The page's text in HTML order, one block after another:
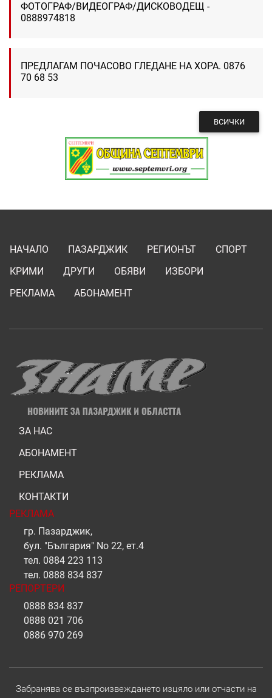
ФОТОГРАФ/ВИДЕОГРАФ/ДИСКОВОДЕЩ -
0888974818
ПРЕДЛАГАМ ПОЧАСОВО ГЛЕДАНЕ НА ХОРА. 0876
70 68 53
ВСИЧКИ
НАЧАЛО ПАЗАРДЖИК РЕГИОНЪТ
СПОРТ
КРИМИ
ДРУГИ ОБЯВИ
ИЗБОРИ
РЕКЛАМА
АБОНАМЕНТ
ЗА НАС
АБОНАМЕНТ
РЕКЛАМА
КОНТАКТИ
РЕКЛАМА
гр. Пазарджик,
бул. "България" No 22, ет.4
тел. 0884 223 113
тел. 0888 834 837
РЕПОРТЕРИ
0888 834 837
0888 021 706
0886 970 269
Забранява се възпроизвеждането изцяло или отчасти на